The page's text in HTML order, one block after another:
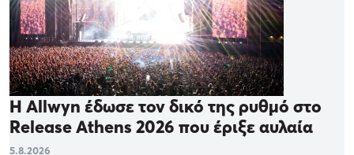
Η Allwyn έδωσε τον δικό της ρυθμό στο
Release Athens 2026 που έριξε αυλαία
5.8.2026